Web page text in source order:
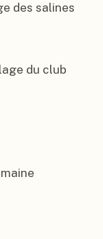
des salines
du club